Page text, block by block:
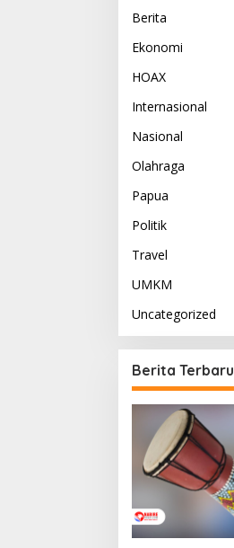
Berita
Ekonomi
HOAX
Internasional
Nasional
Olahraga
Papua
Politik
Travel
UMKM
Uncategorized
Berita Terbaru